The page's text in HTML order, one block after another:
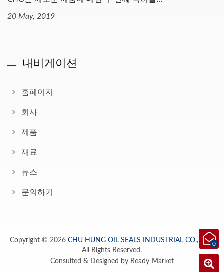
0
20 May, 2019
내비게이션
홈페이지
회사
제품
재료
뉴스
문의하기
Copyright © 2026 CHU HUNG OIL SEALS INDUSTRIAL CO., LTD.
All Rights Reserved.
Consulted & Designed by Ready-Market